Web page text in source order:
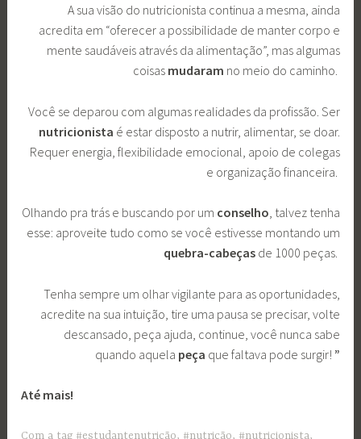
A sua visão do nutricionista continua a mesma, ainda
acredita em “oferecer a possibilidade de manter corpo e
mente saudáveis através da alimentação”, mas algumas
coisas mudaram no meio do caminho.
Você se deparou com algumas realidades da profissão. Ser
nutricionista é estar disposto a nutrir, alimentar, se doar.
Requer energia, flexibilidade emocional, apoio de colegas
e organização financeira.
Olhando pra trás e buscando por um conselho, talvez tenha
esse: aproveite tudo como se você estivesse montando um
quebra-cabeçasde 1000 peças.
Tenha sempre um olhar vigilante para as oportunidades,
acredite na sua intuição, tire uma pausa se precisar, volte
descansado, peça ajuda, continue, você nunca sabe
quando aquela peça que faltava pode surgir! ”
Até mais!
Com a tag #estudantenutrição, #nutrição, #nutricionista,